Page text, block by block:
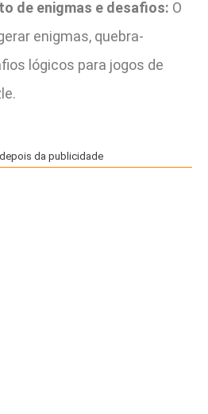
de enigmas e desafios: O
enigmas, quebra-
lógicos para jogos de
da publicidade